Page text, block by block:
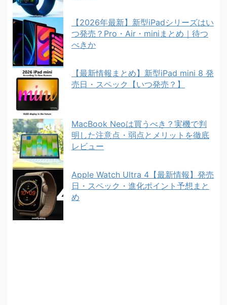
【2026年最新】新型iPadシリーズはい
つ発売？Pro・Air・miniまとめ｜待つ
べきか
【最新情報まとめ】新型iPad mini 8 発
売日・スペック【いつ発売？】
MacBook Neoは買うべき？実機で判
明した注意点・弱点とメリットを徹底
レビュー
Apple Watch Ultra 4【最新情報】発売
日・スペック・進化ポイント予想まと
め